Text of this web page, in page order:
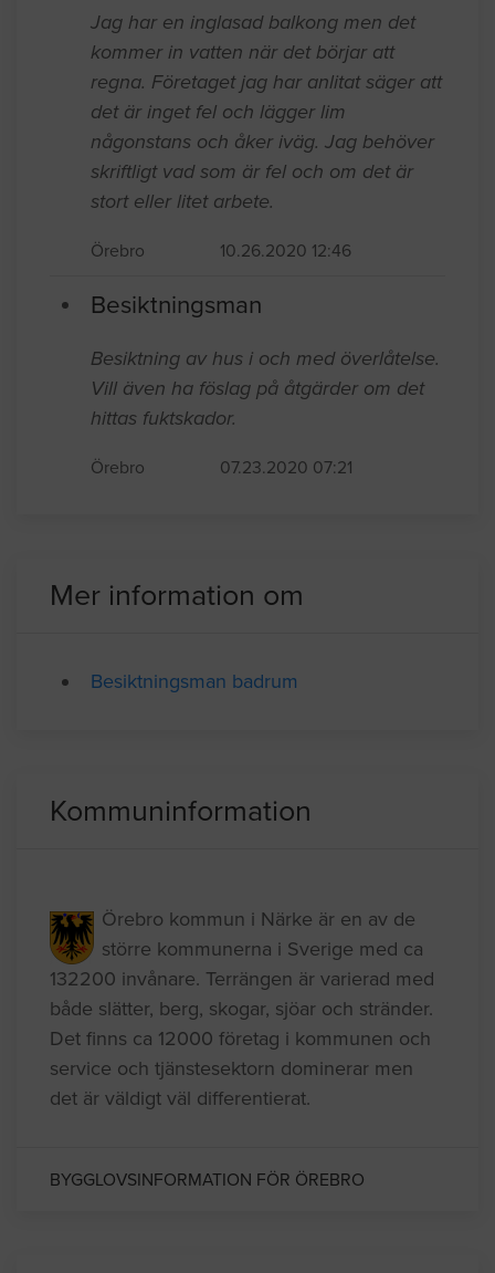
Jag har en inglasad balkong men det
kommer in vatten när det börjar att
regna. Företaget jag har anlitat säger att
det är inget fel och lägger lim
någonstans och åker iväg. Jag behöver
skriftligt vad som är fel och om det är
stort eller litet arbete.
Örebro 10.26.2020 12:46
Besiktningsman
Besiktning av hus i och med överlåtelse.
Vill även ha föslag på åtgärder om det
hittas fuktskador.
Örebro 07.23.2020 07:21
Mer information om
Besiktningsman badrum
Kommuninformation
Örebro kommun i Närke är en av de
större kommunerna i Sverige med ca
132200 invånare. Terrängen är varierad med
både slätter, berg, skogar, sjöar och stränder.
Det finns ca 12000 företag i kommunen och
service och tjänstesektorn dominerar men
det är väldigt väl differentierat.
BYGGLOVSINFORMATION FÖR ÖREBRO